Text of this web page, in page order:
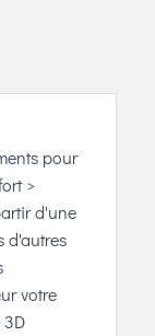
pour
>
d'une
d'autres
votre